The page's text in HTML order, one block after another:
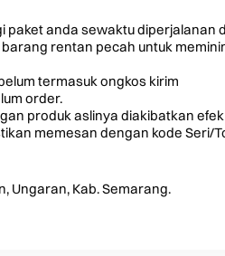
paket anda sewaktu diperjalanan
barang rentan pecah untuk
termasuk ongkos kirim
order.
produk aslinya diakibatkan
memesan dengan kode Seri/
Ungaran, Kab. Semarang.